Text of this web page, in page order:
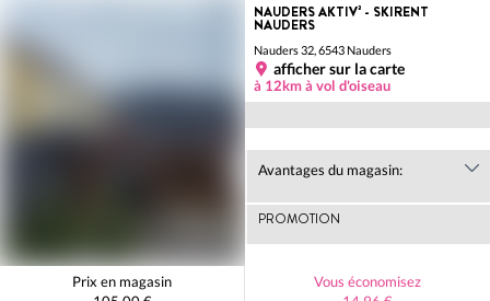
NAUDERS AKTIV³ - SKIRENT
NAUDERS
Nauders 32, 6543 Nauders
afficher sur la carte
à 12km à vol d'oiseau
Avantages du magasin:
PROMOTION
Prix en magasin
Vous économisez